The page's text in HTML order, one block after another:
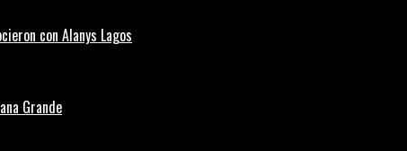
con Alanys Lagos
Grande